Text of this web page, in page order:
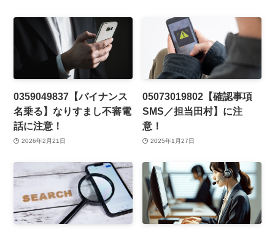
0359049837【バイナンス
名乗る】なりすまし不審電
話に注意！
2026年2月21日
05073019802【確認事項
SMS／担当田村】に注
意！
2025年1月27日